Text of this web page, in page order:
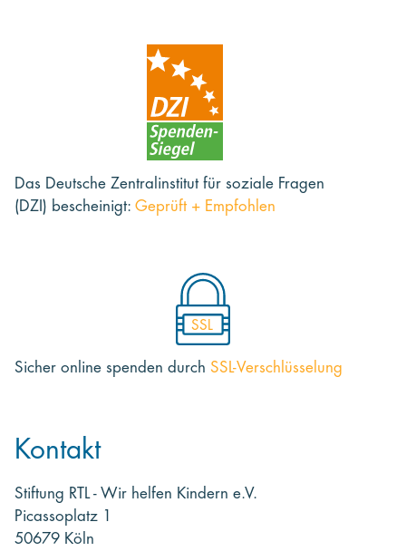
Das Deutsche Zentralinstitut für soziale Fragen
(DZI) bescheinigt: Geprüft + Empfohlen
SSL
Sicher online spenden durch SSL-Verschlüsselung
Kontakt
Stiftung RTL - Wir helfen Kindern e.V.
Picassoplatz 1
50679 Köln